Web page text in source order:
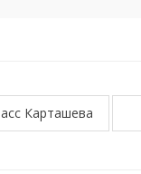
Карташева